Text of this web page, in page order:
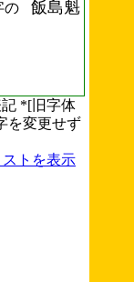
の
飯島魁
*[旧字体
を変更せず
トを表示